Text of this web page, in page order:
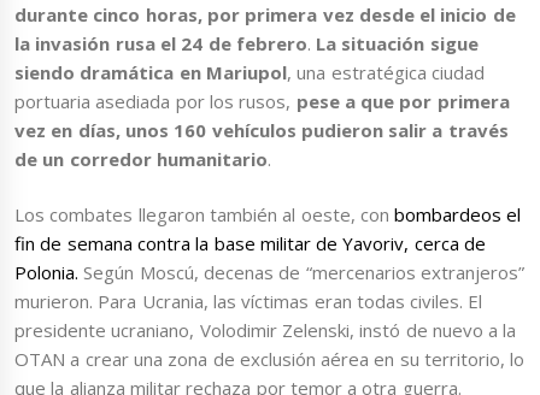
durante cinco horas, por primera vez desde el inicio de
la invasión rusa el 24 de febrero. La situación sigue
siendo dramática en Mariupol, una estratégica ciudad
portuaria asediada por los rusos, pese a que por primera
vez en días, unos 160 vehículos pudieron salir a través
de un corredor humanitario.
Los combates llegaron también al oeste, conbombardeos el
fin de semana contra la base militar de Yavoriv, cerca de
Polonia. Según Moscú, decenas de “mercenarios extranjeros”
murieron. Para Ucrania, las víctimas eran todas civiles. El
presidente ucraniano, Volodimir Zelenski, instó de nuevo a la
OTAN a crear una zona de exclusión aérea en su territorio, lo
que la alianza militar rechaza por temor a otra guerra.